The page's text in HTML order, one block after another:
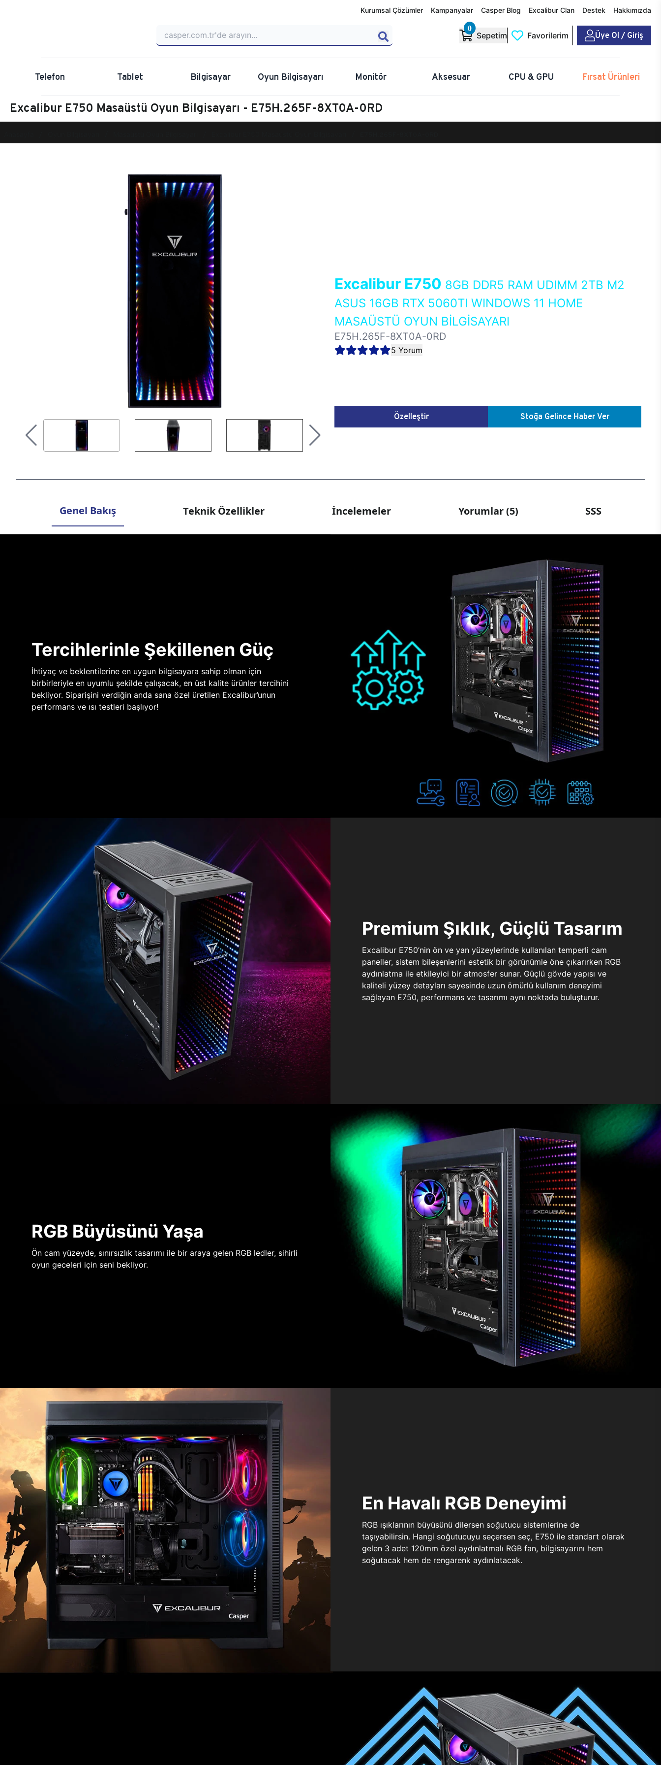
Kurumsal Çözümler Kampanyalar Casper Blog Excalibur Clan Destek Hakkımızda
0
Sepetim Favorilerim Üye Ol / Giriş
Telefon Tablet Bilgisayar Oyun Bilgisayarı Monitör Aksesuar CPU & GPU Fırsat Ürünleri
Excalibur E750 Masaüstü Oyun Bilgisayarı - E75H.265F-8XT0A-0RD
Excalibur E750 8GB DDR5 RAM UDIMM 2TB M2
ASUS 16GB RTX 5060TI WINDOWS 11 HOME
MASAÜSTÜ OYUN BİLGİSAYARI
E75H.265F-8XT0A-0RD
5 Yorum
Özelleştir Stoğa Gelince Haber Ver
Genel Bakış Teknik Özellikler İncelemeler Yorumlar (5) SSS
Tercihlerinle Şekillenen Güç
İhtiyaç ve beklentilerine en uygun bilgisayara sahip olman için
birbirleriyle en uyumlu şekilde çalışacak, en üst kalite ürünler tercihini
bekliyor. Siparişini verdiğin anda sana özel üretilen Excalibur’unun
performans ve ısı testleri başlıyor!
Premium Şıklık, Güçlü Tasarım
Excalibur E750’nin ön ve yan yüzeylerinde kullanılan temperli cam
paneller, sistem bileşenlerini estetik bir görünümle öne çıkarırken RGB
aydınlatma ile etkileyici bir atmosfer sunar. Güçlü gövde yapısı ve
kaliteli yüzey detayları sayesinde uzun ömürlü kullanım deneyimi
sağlayan E750, performans ve tasarımı aynı noktada buluşturur.
RGB Büyüsünü Yaşa
Ön cam yüzeyde, sınırsızlık tasarımı ile bir araya gelen RGB ledler, sihirli
oyun geceleri için seni bekliyor.
En Havalı RGB Deneyimi
RGB ışıklarının büyüsünü dilersen soğutucu sistemlerine de
taşıyabilirsin. Hangi soğutucuyu seçersen seç, E750 ile standart olarak
gelen 3 adet 120mm özel aydınlatmalı RGB fan, bilgisayarını hem
soğutacak hem de rengarenk aydınlatacak.